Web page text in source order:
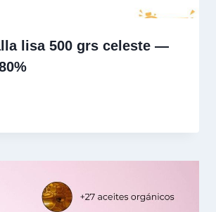
lisa 500 grs celeste —